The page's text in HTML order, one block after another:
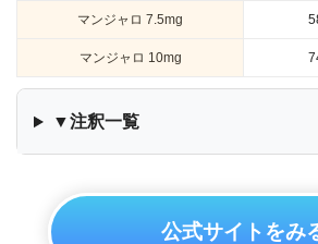
マンジャロ 7.5mg
マンジャロ 10mg
▼注釈一覧
公式サイトをみ